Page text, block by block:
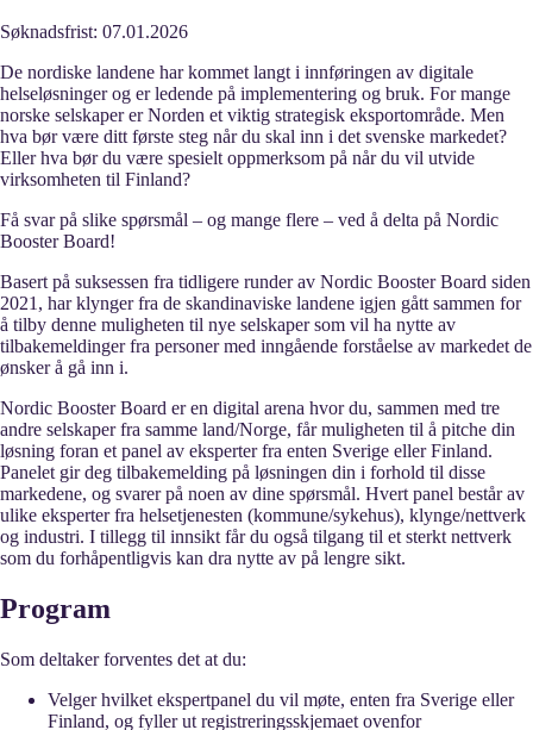
Søknadsfrist: 07.01.2026
De nordiske landene har kommet langt i innføringen av digitale
helseløsninger og er ledende på implementering og bruk. For mange
norske selskaper er Norden et viktig strategisk eksportområde. Men
hva bør være ditt første steg når du skal inn i det svenske markedet?
Eller hva bør du være spesielt oppmerksom på når du vil utvide
virksomheten til Finland?
Få svar på slike spørsmål – og mange flere – ved å delta på Nordic
Booster Board!
Basert på suksessen fra tidligere runder av Nordic Booster Board siden
2021, har klynger fra de skandinaviske landene igjen gått sammen for
å tilby denne muligheten til nye selskaper som vil ha nytte av
tilbakemeldinger fra personer med inngående forståelse av markedet de
ønsker å gå inn i.
Nordic Booster Board er en digital arena hvor du, sammen med tre
andre selskaper fra samme land/Norge, får muligheten til å pitche din
løsning foran et panel av eksperter fra enten Sverige eller Finland.
Panelet gir deg tilbakemelding på løsningen din i forhold til disse
markedene, og svarer på noen av dine spørsmål. Hvert panel består av
ulike eksperter fra helsetjenesten (kommune/sykehus), klynge/nettverk
og industri. I tillegg til innsikt får du også tilgang til et sterkt nettverk
som du forhåpentligvis kan dra nytte av på lengre sikt.
Program
Som deltaker forventes det at du:
Velger hvilket ekspertpanel du vil møte, enten fra Sverige eller
Finland, og fyller ut registreringsskjemaet ovenfor